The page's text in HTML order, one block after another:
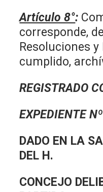
Artículo 8°:
corresponde,
Resoluciones y
cumplido,
REGISTRADO
EXPEDIENTE
DADO EN LA
DEL H.
CONCEJO